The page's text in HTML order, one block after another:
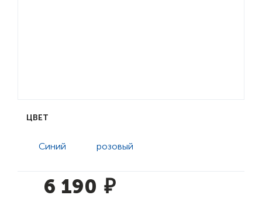
ЦВЕТ
Синий розовый
6 190 ₽